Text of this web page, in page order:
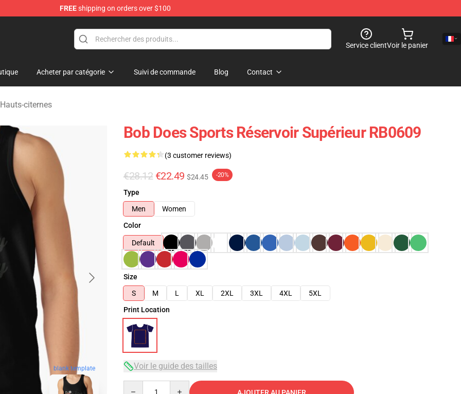
FREEshipping on orders over $100
Service clientVoir le panier
Acheter par catégorie Suivi de commande Blog Contact
citernes
blank template
Bob Does Sports Réservoir Supérieur RB0609
(3 customer reviews)
€28.12 €22.49 $24.45 -20%
Type
Men
Women
Color
Default
Size
S
M L XL 2XL 3XL 4XL
5XL
Print Location
Voir le guide des tailles